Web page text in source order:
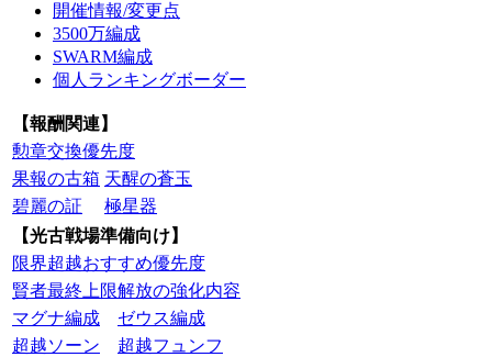
開催情報/変更点
3500万編成
SWARM編成
個人ランキングボーダー
【報酬関連】
勲章交換優先度
果報の古箱 天醒の蒼玉
碧麗の証
極星器
【光古戦場準備向け】
限界超越おすすめ優先度
賢者最終上限解放の強化内容
マグナ編成
ゼウス編成
超越ソーン
超越フュンフ